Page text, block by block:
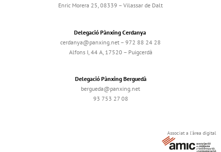
Enric Morera 25, 08339 – Vilassar de Dalt
Delegació Pànxing Cerdanya
cerdanya@panxing.net – 972 88 24 28
Alfons I, 44 A, 17520 – Puigcerdà
Delegació Pànxing Berguedà
bergueda@panxing.net
93 753 27 08
Associat a l'àrea digital